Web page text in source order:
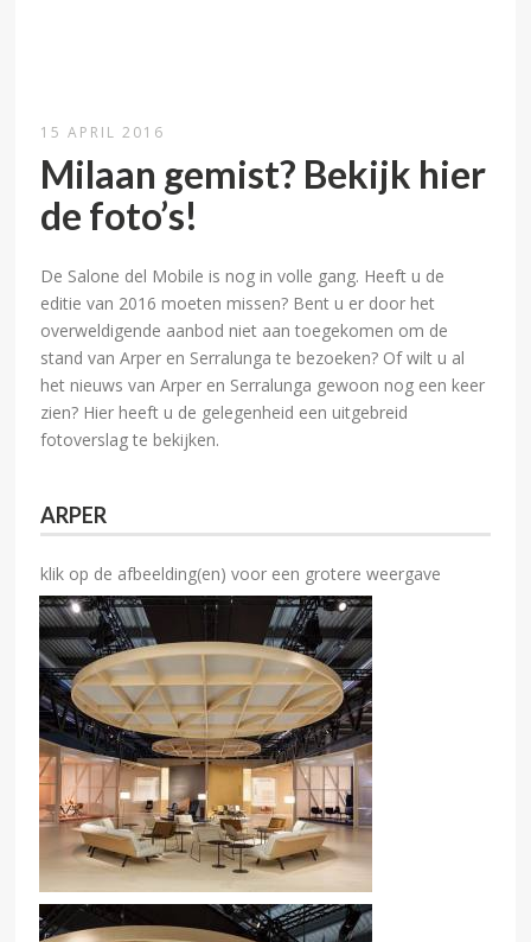
15 APRIL 2016
Milaan gemist? Bekijk hier
de foto’s!
De Salone del Mobile is nog in volle gang. Heeft u de
editie van 2016 moeten missen? Bent u er door het
overweldigende aanbod niet aan toegekomen om de
stand van Arper en Serralunga te bezoeken? Of wilt u al
het nieuws van Arper en Serralunga gewoon nog een keer
zien? Hier heeft u de gelegenheid een uitgebreid
fotoverslag te bekijken.
ARPER
klik op de afbeelding(en) voor een grotere weergave